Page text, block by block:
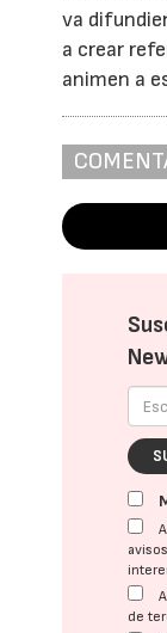
va
a crear
animen a
de